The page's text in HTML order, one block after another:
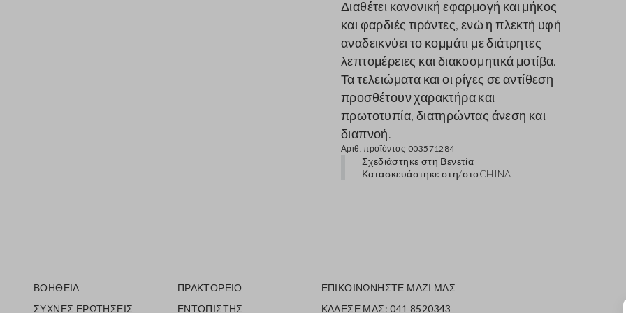
Διαθέτει κανονική εφαρμογή και μήκος
και φαρδιές τιράντες, ενώ η πλεκτή υφή
αναδεικνύει το κομμάτι με διάτρητες
λεπτομέρειες και διακοσμητικά μοτίβα.
Τα τελειώματα και οι ρίγες σε αντίθεση
προσθέτουν χαρακτήρα και
πρωτοτυπία, διατηρώντας άνεση και
διαπνοή.
Αριθ. προϊόντος 003571284
Σχεδιάστηκε στη Βενετία
Κατασκευάστηκε στη/στοCHINA
ΒΟΗΘΕΙΑ
ΣΥΧΝΕΣ ΕΡΩΤΗΣΕΙΣ
ΠΡΑΚΤΟΡΕΙΟ
ΕΝΤΟΠΙΣΤΗΣ
ΕΠΙΚΟΙΝΩΝΗΣΤΕ ΜΑΖΙ ΜΑΣ
ΚΑΛΕΣΕ ΜΑΣ: 041 8520343